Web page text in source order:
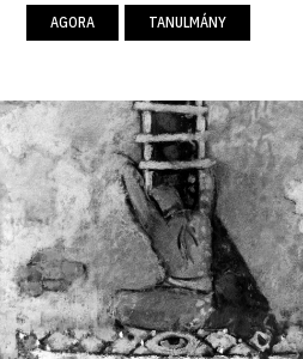
AGORA TANULMÁNY